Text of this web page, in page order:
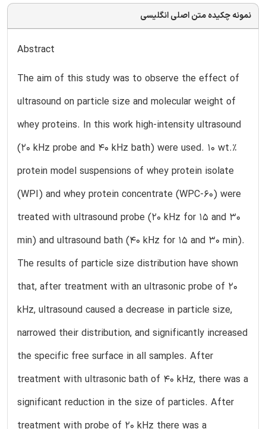
نمونه چکیده متن اصلی انگلیسی
Abstract
The aim of this study was to observe the effect of
ultrasound on particle size and molecular weight of
whey proteins. In this work high-intensity ultrasound
(20 kHz probe and 40 kHz bath) were used. 10 wt.%
protein model suspensions of whey protein isolate
(WPI) and whey protein concentrate (WPC-60) were
treated with ultrasound probe (20 kHz for 15 and 30
min) and ultrasound bath (40 kHz for 15 and 30 min).
The results of particle size distribution have shown
that, after treatment with an ultrasonic probe of 20
kHz, ultrasound caused a decrease in particle size,
narrowed their distribution, and significantly increased
the specific free surface in all samples. After
treatment with ultrasonic bath of 40 kHz, there was a
significant reduction in the size of particles. After
treatment with probe of 20 kHz there was a